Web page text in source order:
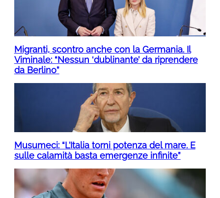
Migranti, scontro anche con la Germania. Il
Viminale: “Nessun ‘dublinante’ da riprendere
da Berlino”
Musumeci: “L’Italia torni potenza del mare. E
sulle calamità basta emergenze infinite”